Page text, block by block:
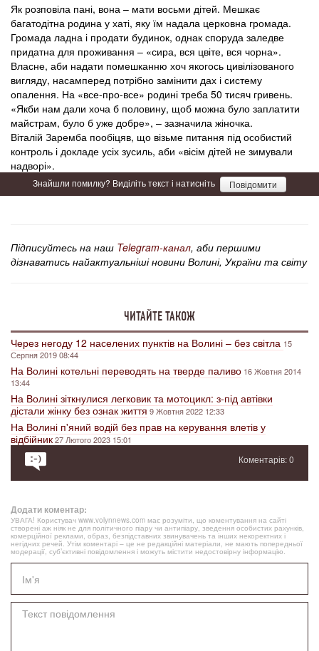
Як розповіла пані, вона – мати восьми дітей. Мешкає
багатодітна родина у хаті, яку їм надала церковна громада.
Громада ладна і продати будинок, однак споруда заледве
придатна для проживання – «сира, вся цвіте, вся чорна».
Власне, аби надати помешканню хоч якогось цивілізованого
вигляду, насамперед потрібно замінити дах і систему
опалення. На «все-про-все» родині треба 50 тисяч гривень.
«Якби нам дали хоча б половину, щоб можна було заплатити
майстрам, було б уже добре», – зазначила жіночка.
Віталій Заремба пообіцяв, що візьме питання під особистий
контроль і докладе усіх зусиль, аби «вісім дітей не зимували
надворі».
Знайшли помилку? Виділіть текст і натисніть Повідомити
Підписуйтесь на наш Telegram-канал, аби першими
дізнаватись найактуальніші новини Волині, України та світу
ЧИТАЙТЕ ТАКОЖ
Через негоду 12 населених пунктів на Волині – без світла 15
Серпня 2019 08:44
На Волині котельні переводять на тверде паливо 16 Жовтня 2014
13:44
На Волині зіткнулися легковик та мотоцикл: з-під автівки
дістали жінку без ознак життя9 Жовтня 2022 12:33
На Волині п'яний водій без прав на керування влетів у
відбійник27 Лютого 2023 15:01
Коментарів: 0
Додати коментар:
УВАГА! Користувач www.volynnews.com має розуміти, що коментування на сайті
створені аж ніяк не для політичного піару чи антипіару, зведення особистих рахунків,
комерційної реклами, образ, безпідставних звинувачень та інших некоректних і
негідних речей. Утім коментарі – це не редакційні матеріали, не мають попередньої
модерації, суб’єктивні повідомлення і можуть містити недостовірну інформацію.